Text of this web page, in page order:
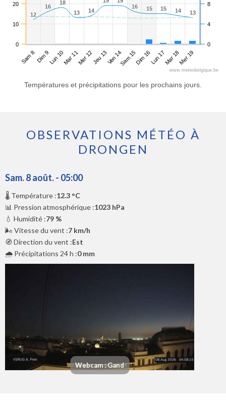
12
12
16
16
18
18
13
13 14
14
16
16 15
15 15
15 14
14 13
13
Sam 8Dim 9Lun 10Mar 11Mer 12Jeu 13Ven 14Sam 15Dim 16Lun 17Mar 18Mer 19
0
10
20
0
4
8
www.meteobelgique.be
Températures et précipitations pour les prochains jours.
OBSERVATIONS MÉTÉO À
DRONGEN
Sam. 8 août. - 05:00
🌡️ Température :12.3 °C
📊 Pression atmosphérique :1023 hPa
💧 Humidité :79 %
🌬️ Vitesse du vent :7 km/h
🧭 Direction du vent :Est
🌧️ Précipitations 24 h :0 mm
Webcam : Gand